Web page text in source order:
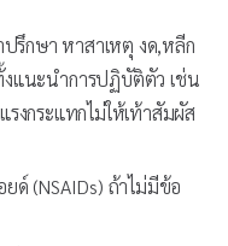
รึกษา หาสาเหตุ งด,หลีก
งแนะนำการปฏิบัติตัว เช่น
รงกระแทกไม่ให้เท้าสัมผัส
ด์ (NSAIDs) ถ้าไม่มีข้อ